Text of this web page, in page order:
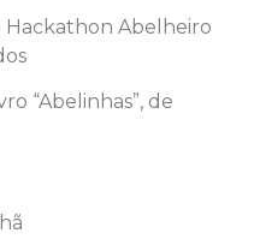
Abelheiro
“Abelinhas”, de